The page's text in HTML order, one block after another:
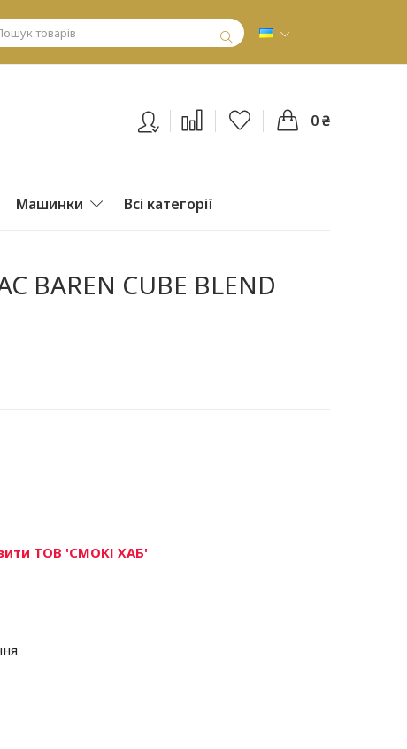
0 ₴
Машинки Всі категорії
BAREN CUBE BLEND
ТОВ 'СМОКІ ХАБ'